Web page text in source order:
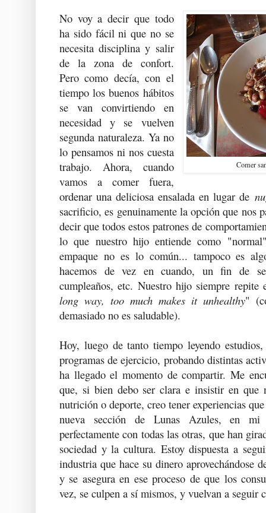
Comer
No voy a decir que todo
ha sido fácil ni que no se
necesita disciplina y salir
de la zona de confort.
Pero como decía, con el
tiempo los buenos hábitos
se van convirtiendo en
necesidad y se vuelven
segunda naturaleza. Ya no
lo pensamos ni nos cuesta
trabajo. Ahora, cuando
vamos a comer fuera,
ordenar una deliciosa ensalada en lugar de
sacrificio, es genuinamente la opción que nos
decir que todos estos patrones de
lo que nuestro hijo entiende como
empaque no es lo común... tampoco es
hacemos de vez en cuando, un fin de
cumpleaños, etc. Nuestro hijo siempre repite
long way, too much makes it unhealthy"
demasiado no es saludable).
Hoy, luego de tanto tiempo leyendo
programas de ejercicio, probando distintas
ha llegado el momento de compartir. Me
que, si bien debo ser clara e insistir en que
nutrición o deporte, creo tener experiencias
nueva sección de Lunas Azules, en mi
perfectamente con todas las otras, que han
sociedad y la cultura. Estoy dispuesta a
industria que hace su dinero aprovechándose
y se asegura en ese proceso de que los
vez, se culpen a sí mismos, y vuelvan a seguir